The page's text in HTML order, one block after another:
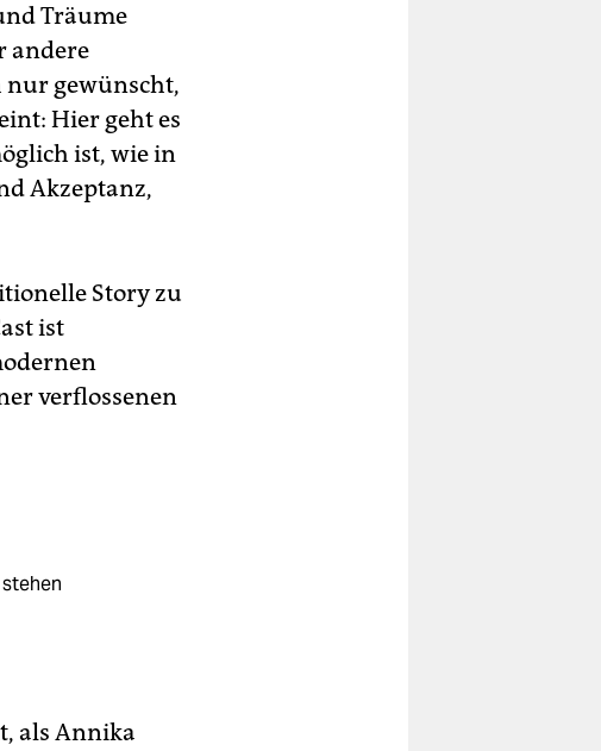
Träume
andere
nur gewünscht,
Hier geht es
ist, wie in
Akzeptanz,
Story zu
ist
verflossenen
als Annika